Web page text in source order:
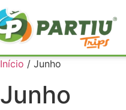
Início / Junho
Junho